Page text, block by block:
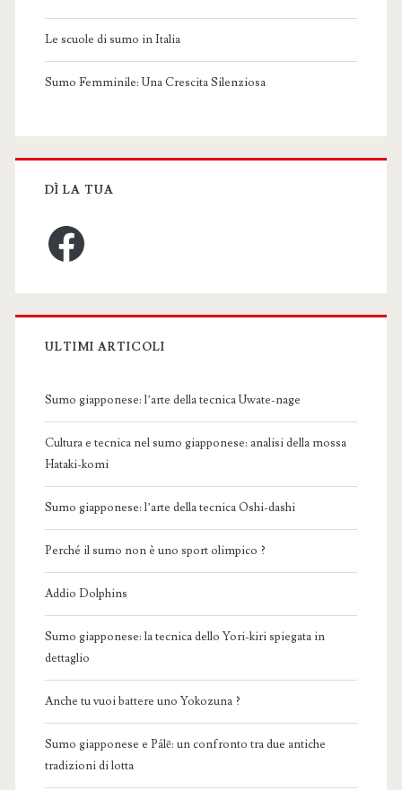
Le scuole di sumo in Italia
Sumo Femminile: Una Crescita Silenziosa
DÌ LA TUA
Facebook
ULTIMI ARTICOLI
Sumo giapponese: l’arte della tecnica Uwate-nage
Cultura e tecnica nel sumo giapponese: analisi della mossa
Hataki-komi
Sumo giapponese: l’arte della tecnica Oshi-dashi
Perché il sumo non è uno sport olimpico ?
Addio Dolphins
Sumo giapponese: la tecnica dello Yori-kiri spiegata in
dettaglio
Anche tu vuoi battere uno Yokozuna ?
Sumo giapponese e Pálē: un confronto tra due antiche
tradizioni di lotta